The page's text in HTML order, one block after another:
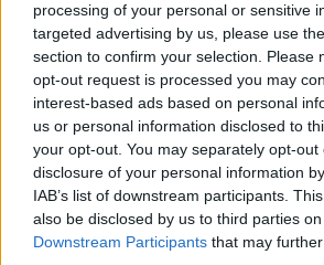
processing of your personal or sensitive
targeted advertising by us, please use
section to confirm your selection. Please
opt-out request is processed you may
interest-based ads based on personal
us or personal information disclosed to
your opt-out. You may separately opt-
disclosure of your personal information
IAB’s list of downstream participants.
also be disclosed by us to third parties
Downstream Participants that may
Kriminalai
Dviem Klaipėdos
gimnazistams už kanapių
pagrobimą ir platinimą –
lygtinis laisvės atėmimas
į orą(7)